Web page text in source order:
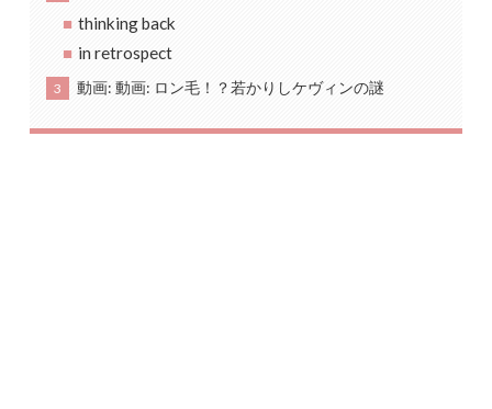
thinking back
in retrospect
3 動画: 動画: ロン毛！？若かりしケヴィンの謎